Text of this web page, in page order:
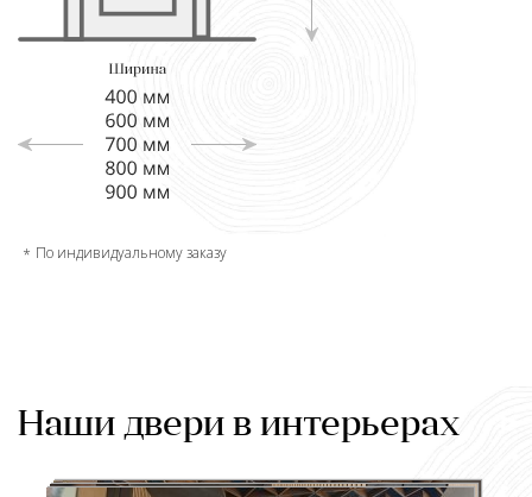
По индивидуальному заказу
Наши двери в интерьерах